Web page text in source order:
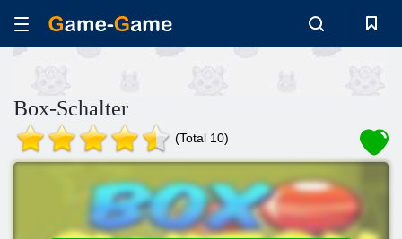
Box-Schalter
(Total 10)